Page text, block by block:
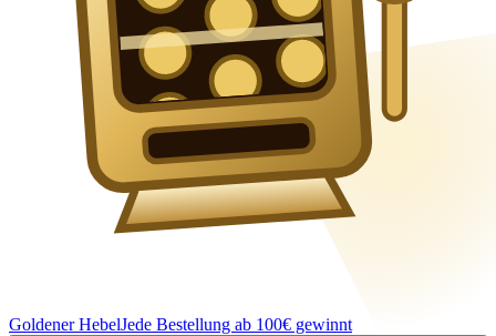
Goldener HebelJede Bestellung ab 100€ gewinnt